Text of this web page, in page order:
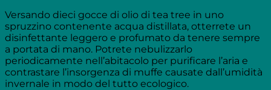
Versando dieci gocce di olio di tea tree in uno
spruzzino contenente acqua distillata, otterrete un
disinfettante leggero e profumato da tenere sempre
a portata di mano. Potrete nebulizzarlo
periodicamente nell’abitacolo per purificare l’aria e
contrastare l’insorgenza di muffe causate dall’umidità
invernale in modo del tutto ecologico.